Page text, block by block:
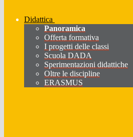
Didattica
Panoramica
Offerta formativa
I progetti delle classi
Scuola DADA
Sperimentazioni didattiche
Oltre le discipline
ERASMUS